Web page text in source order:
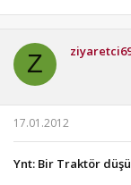
Z
17.01.2012
Ynt: Bir Traktör